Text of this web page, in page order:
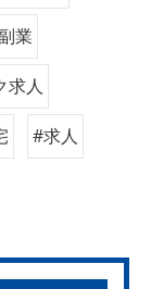
業
求人
#求人